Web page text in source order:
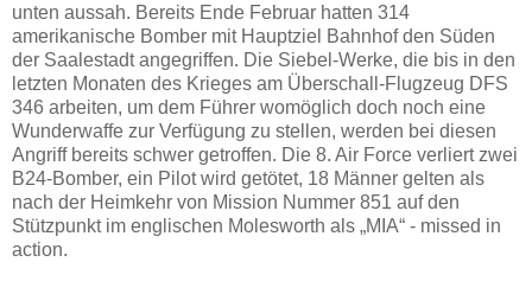
unten aussah. Bereits Ende Februar hatten 314
amerikanische Bomber mit Hauptziel Bahnhof den Süden
der Saalestadt angegriffen. Die Siebel-Werke, die bis in den
letzten Monaten des Krieges am Überschall-Flugzeug DFS
346 arbeiten, um dem Führer womöglich doch noch eine
Wunderwaffe zur Verfügung zu stellen, werden bei diesen
Angriff bereits schwer getroffen. Die 8. Air Force verliert zwei
B24-Bomber, ein Pilot wird getötet, 18 Männer gelten als
nach der Heimkehr von Mission Nummer 851 auf den
Stützpunkt im englischen Molesworth als „MIA“ - missed in
action.